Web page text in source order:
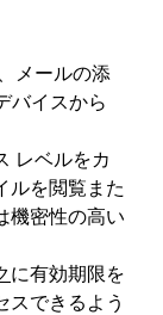
メールの添
バイスから
レベルをカ
ルを閲覧また
機密性の高い
に有効期限を
スできるよう